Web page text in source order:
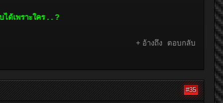
คร . . ?
+ อ้างถึง ตอบกลับ
#35